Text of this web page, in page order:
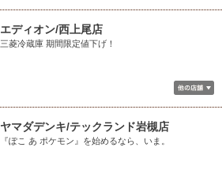
エディオン/西上尾店
三菱冷蔵庫 期間限定値下げ！
ヤマダデンキ/テックランド岩槻店
『ぽこ あ ポケモン』を始めるなら、いま。